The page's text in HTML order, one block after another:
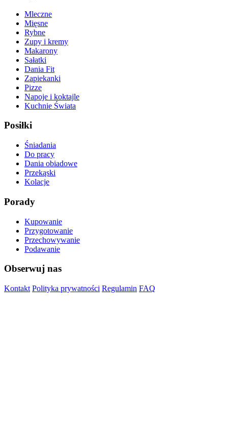
Mleczne
Mięsne
Rybne
Zupy i kremy
Makarony
Sałatki
Dania Fit
Zapiekanki
Pizze
Napoje i koktajle
Kuchnie Świata
Posiłki
Śniadania
Do pracy
Dania obiadowe
Przekąski
Kolacje
Porady
Kupowanie
Przygotowanie
Przechowywanie
Podawanie
Obserwuj nas
Kontakt Polityka prywatności Regulamin FAQ